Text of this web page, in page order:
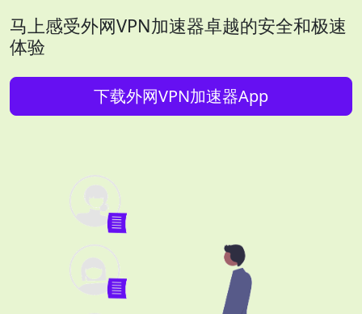
马上感受外网VPN加速器卓越的安全和极速
体验
下载外网VPN加速器App